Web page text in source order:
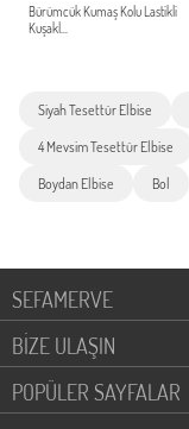
Bürümcük Kumaş Kolu Lastikli
Kuşakl...
Siyah Tesettür Elbise
4 Mevsim Tesettür Elbise
Boydan Elbise Bol
SEFAMERVE
BİZE ULAŞIN
POPÜLER SAYFALAR